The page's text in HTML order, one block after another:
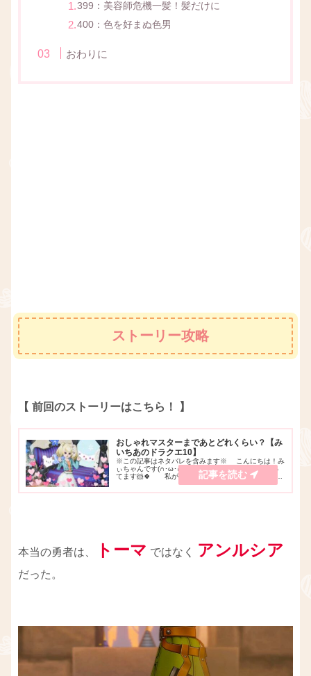
399：美容師危機一髪！髪だけに
400：色を好まぬ色男
おわりに
ストーリー攻略
【 前回のストーリーはこちら！ 】
おしゃれマスターまであとどれくらい？【み
いちあのドラクエ10】
※この記事はネタバレを含みます※ こんにちは！み
ぃちゃんです(∩･ω･∩)♪YouTubeでゲーム実況をやっ
てます🐹🍀 私が今頑張っていることのひとつに、
「 立ちポーズ 」の取得があります！😆✨ 伝説の大商
人 と、おしゃれマスター です...
本当の勇者は、 トーマ ではなく アンルシア
だった。